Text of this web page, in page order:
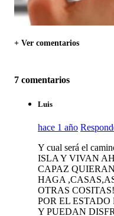
+ Ver comentarios
7 comentarios
Luis
hace 1 año
Y cual será el
ISLA Y VIVAN
CAPAZ
HAGA
OTRAS
POR EL
Y PUEDAN